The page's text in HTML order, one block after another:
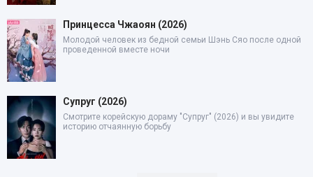
Принцесса Чжаоян (2026)
Молодой человек из бедной семьи Шэнь Сяо после одной
проведенной вместе ночи
Супруг (2026)
Смотрите корейскую дораму "Супруг" (2026) и вы увидите
историю отчаянную борьбу